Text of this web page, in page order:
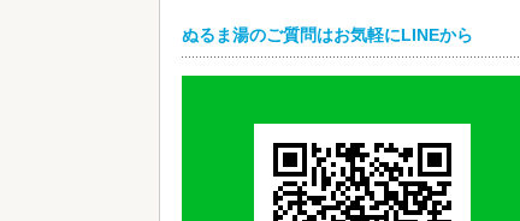
ぬるま湯のご質問はお気軽にLINEから